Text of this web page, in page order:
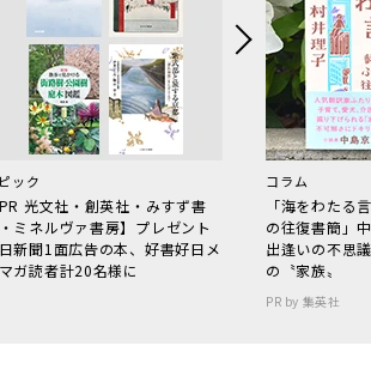
ック
PR 光文社・創英社・みすず書
ミネルヴァ書房】プレゼント
新聞1面広告の本、好書好日メ
ガ読者計20名様に
コラム
「海をわた
の往復書簡」
出逢いの不思
の〝家族〟
PR by 集英社